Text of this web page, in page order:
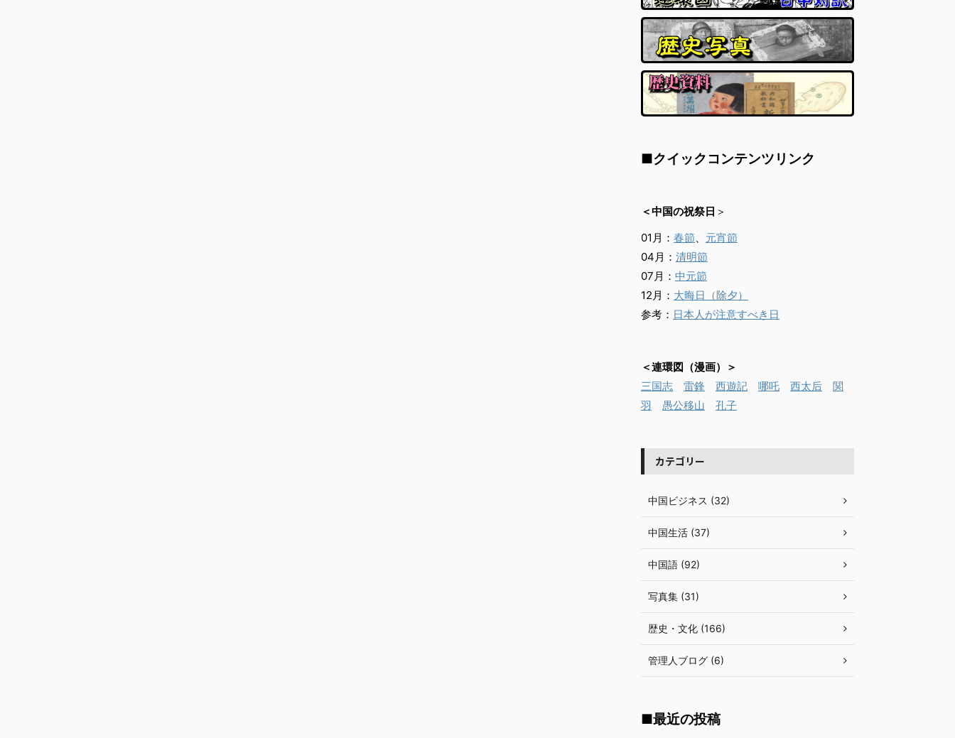
■クイックコンテンツリンク
＜中国の祝祭日 ＞
01月： 春節、 元宵節
04月： 清明節
07月： 中元節
12月： 大晦日（除夕）
参考： 日本人が注意すべき日
＜連環図（漫画）＞
三国志
雷鋒 西遊記 哪吒 西太后
関
羽
愚公移山 孔子
カテゴリー
中国ビジネス (32)
中国生活 (37)
中国語 (92)
写真集 (31)
歴史・文化 (166)
管理人ブログ (6)
■最近の投稿